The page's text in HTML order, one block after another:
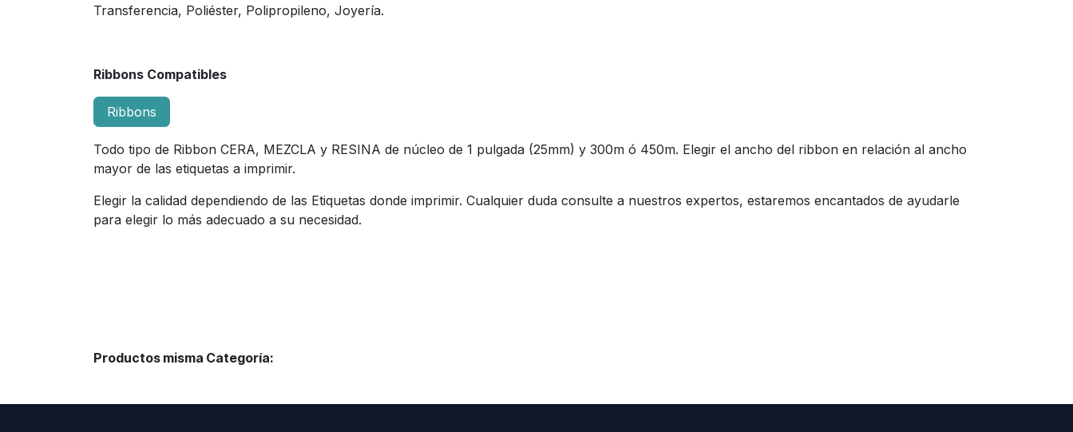
Transferencia, Poliéster, Polipropileno, Joyería.
Ribbons Compatibles
Ribbons
Todo tipo de Ribbon CERA, MEZCLA y RESINA de núcleo de 1 pulgada (25mm) y 300m ó 450m. Elegir el ancho del ribbon en relación al ancho
mayor de las etiquetas a imprimir.
Elegir la calidad dependiendo de las Etiquetas donde imprimir. Cualquier duda consulte a nuestros expertos, estaremos encantados de ayudarle
para elegir lo más adecuado a su necesidad.
Productos misma Categoría: